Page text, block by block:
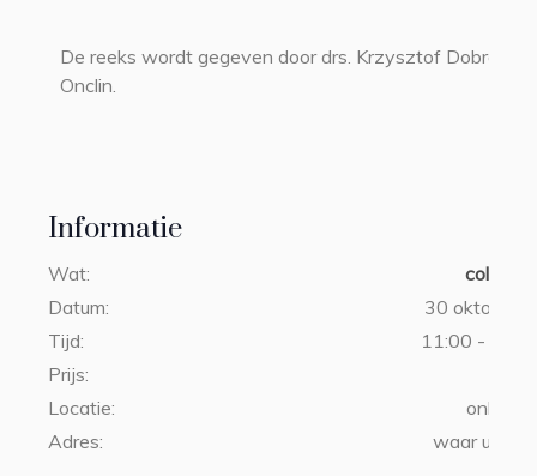
Informatie
Wat:
Datum:
30 oktober
Tijd:
11:00 -
Prijs:
Locatie:
online
Adres:
waar u ook
De reeks wordt gegeven door drs. Krzysztof
Onclin.